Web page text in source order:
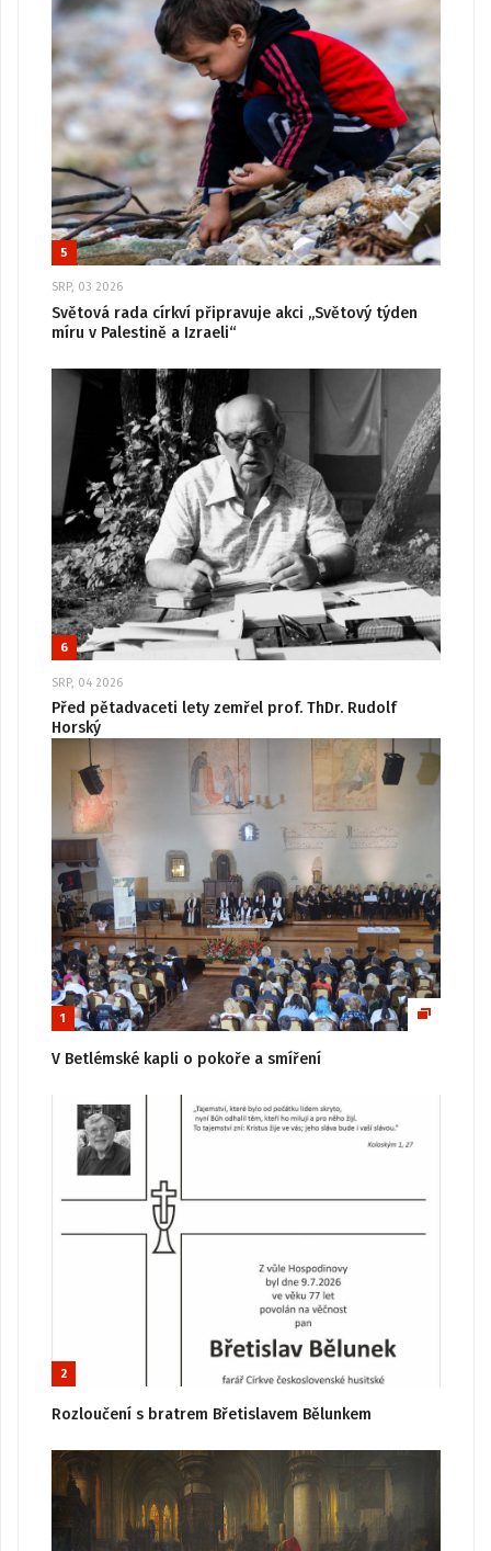
5
SRP, 03 2026
Světová rada církví připravuje akci „Světový týden
míru v Palestině a Izraeli“
6
SRP, 04 2026
Před pětadvaceti lety zemřel prof. ThDr. Rudolf
Horský
1
V Betlémské kapli o pokoře a smíření
2
Rozloučení s bratrem Břetislavem Bělunkem